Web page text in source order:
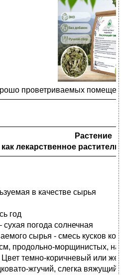
проветриваемых
Растение
как лекарственное
в качестве сырья
год
погода солнечная
сырья - смесь кусков
продольно-морщинистых,
темно-коричневый или
жгучий, слегка вяжущий